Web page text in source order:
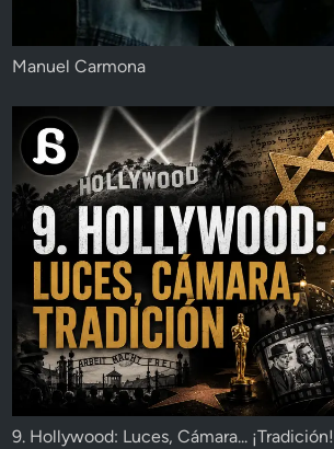
Manuel Carmona
9. Hollywood: Luces, Cámara... ¡Tradición!